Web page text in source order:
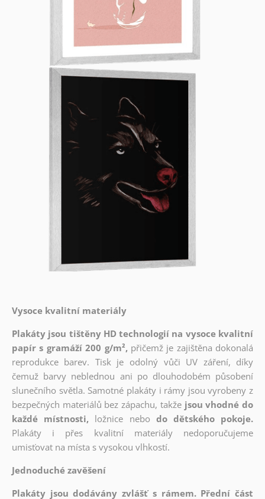
Vysoce kvalitní materiály
Plakáty jsou tištěny HD technologií na vysoce kvalitní
papír s gramáží 200 g/m², přičemž je zajištěna dokonalá
reprodukce barev. Tisk je odolný vůči UV záření, díky
čemuž barvy neblednou ani po dlouhodobém působení
slunečního světla. Samotné plakáty i rámy jsou vyrobeny z
bezpečných materiálů bez zápachu, takže jsou vhodné do
každé místnosti, ložnice nebo do dětského pokoje.
Plakáty i přes kvalitní materiály nedoporučujeme
umisťovat na místa s vysokou vlhkostí.
Jednoduché zavěšení
Plakáty jsou dodávány zvlášť s rámem. Přední část